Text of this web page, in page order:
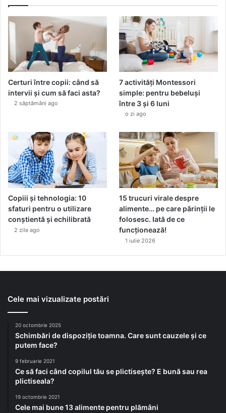
Certuri între copii: când să
intervii și cum să faci asta?
2 săptămâni ago
7 activități Montessori
simple: pentru bebeluși
între 3 și 6 luni
o zi ago
Copiii și tehnologia: 10
sfaturi pentru o utilizare
conștientă și echilibrată
2 zile ago
15 trucuri virale despre
alimente… pe care părinții le
folosesc. Iată de ce
funcționează!
1 iulie 2026
Cele mai vizualizate postări
20 octombrie 2025
Schimbări de dispoziție toamna. Care sunt cauzele și ce
putem face?
9 februarie 2021
Ce să faci când copilul tău se plictisește? E bună sau rea
plictiseala?
19 octombrie 2021
Cele mai bune 13 alimente pentru plămâni